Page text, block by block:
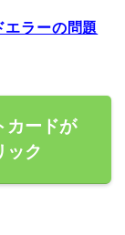
エラーの問題
カードが
ック